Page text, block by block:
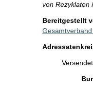
von Rezyklaten
Bereitgestellt